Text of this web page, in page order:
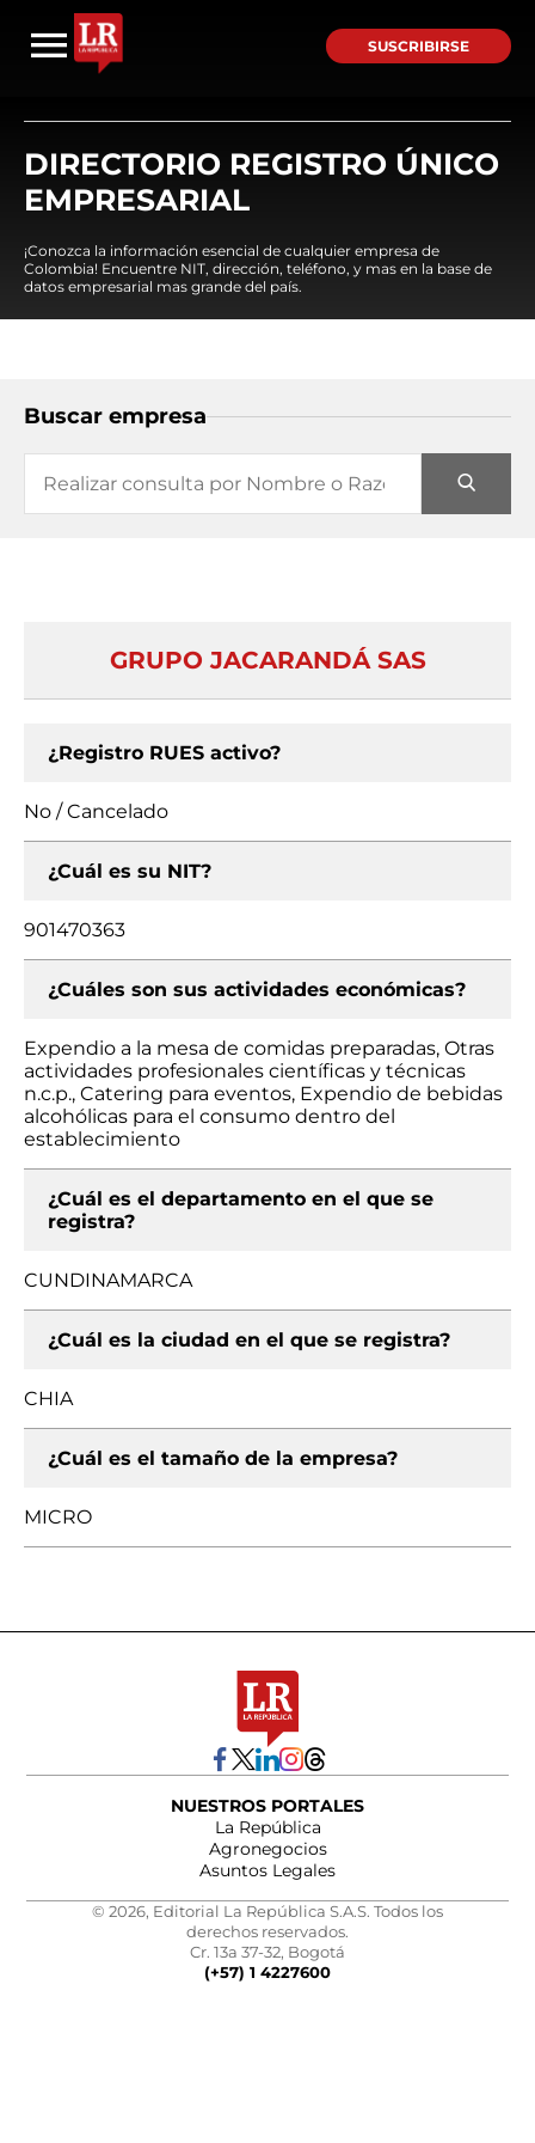
SUSCRIBIRSE
DIRECTORIO REGISTRO ÚNICO
EMPRESARIAL
¡Conozca la información esencial de cualquier empresa de
Colombia! Encuentre NIT, dirección, teléfono, y mas en la base de
datos empresarial mas grande del país.
Buscar empresa
GRUPO JACARANDÁ SAS
¿Registro RUES activo?
No / Cancelado
¿Cuál es su NIT?
901470363
¿Cuáles son sus actividades económicas?
Expendio a la mesa de comidas preparadas, Otras
actividades profesionales científicas y técnicas
n.c.p., Catering para eventos, Expendio de bebidas
alcohólicas para el consumo dentro del
establecimiento
¿Cuál es el departamento en el que se
registra?
CUNDINAMARCA
¿Cuál es la ciudad en el que se registra?
CHIA
¿Cuál es el tamaño de la empresa?
MICRO
NUESTROS PORTALES
La República
Agronegocios
Asuntos Legales
© 2026, Editorial La República S.A.S. Todos los
derechos reservados.
Cr. 13a 37-32, Bogotá
(+57) 1 4227600